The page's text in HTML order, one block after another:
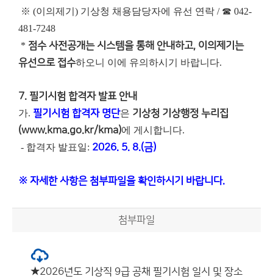
※ (이의제기) 기상청 채용담당자에 유선 연락 / ☎ 042-
481-7248
* 점수 사전공개는 시스템을 통해 안내하고, 이의제기는
유선으로 접수하오니 이에 유의하시기 바랍니다.
7. 필기시험 합격자 발표 안내
가. 필기시험 합격자 명단은 기상청 기상행정 누리집
(www.kma.go.kr/kma)에 게시합니다.
- 합격자 발표일: 2026. 5. 8.(금)
※ 자세한 사항은 첨부파일을 확인하시기 바랍니다.
첨부파일
★2026년도 기상직 9급 공채 필기시험 일시 및 장소